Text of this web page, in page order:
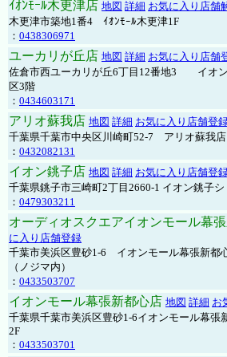
ｲｵﾝﾓｰﾙ木更津店 地図 詳細 お気に入り店舗
木更津市築地1番4 ｲｵﾝﾓｰﾙ木更津1F
： 0438306971
ユーカリが丘店 地図 詳細 お気に入り店舗
佐倉市西ユーカリが丘6丁目12番地3 イオ
区3階
： 0434603171
アリオ蘇我店 地図 詳細 お気に入り店舗登
千葉県千葉市中央区川崎町52-7 アリオ蘇我
： 0432082131
イオン銚子店 地図 詳細 お気に入り店舗登
千葉県銚子市三崎町2丁目2660-1 イオン銚子
： 0479303211
オーディオスクエアイオンモール幕
に入り店舗登録
千葉市美浜区豊砂1-6 イオンモール幕張新都
（ノジマ内）
： 0433503707
イオンモール幕張新都心店 地図 詳細 お
千葉県千葉市美浜区豊砂1-6イオンモール幕
2F
： 0433503701